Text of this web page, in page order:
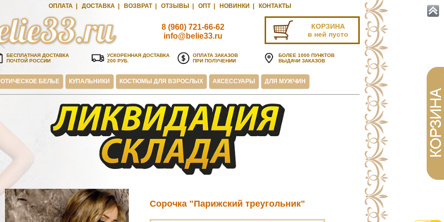
ОПЛАТА| ДОСТАВКА| ВОЗВРАТ| ОТЗЫВЫ ОПТ| НОВИНКИ КОНТАКТЫ
8 (960) 721-66-62
info@belie33.ru
КОРЗИНА
в ней пусто
БЕСПЛАТНАЯ ДОСТАВКА
ПОЧТОЙ РОССИИ
УСКОРЕННАЯ ДОСТАВКА
200 РУБ.
ОПЛАТА ЗАКАЗОВ
ПРИ ПОЛУЧЕНИИ
БОЛЕЕ 1000 ПУНКТОВ
ВЫДАЧИ ЗАКАЗОВ
БЕЛЬЕ КУПАЛЬНИКИ КОСТЮМЫ ДЛЯ ВЗРОСЛЫХ АКСЕССУАРЫ ДЛЯ МУЖЧИН
Сорочка "Парижский треугольник"